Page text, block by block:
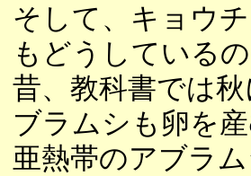
そして、キョウ
もどうしている
昔、教科書では
ブラムシも卵を
亜熱帯のアブラ